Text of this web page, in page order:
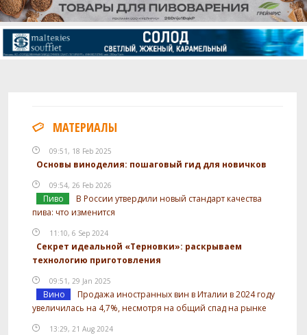
МАТЕРИАЛЫ
09:51, 18 Feb 2025
Основы виноделия: пошаговый гид для новичков
09:54, 26 Feb 2026
Пиво
В России утвердили новый стандарт качества
пива: что изменится
11:10, 6 Sep 2024
Секрет идеальной «Терновки»: раскрываем
технологию приготовления
09:51, 29 Jan 2025
Вино
Продажа иностранных вин в Италии в 2024 году
увеличилась на 4,7%, несмотря на общий спад на рынке
13:29, 21 Aug 2024